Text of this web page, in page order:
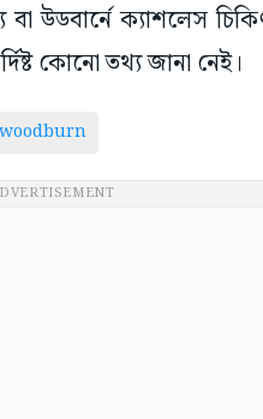
উডবার্নে ক্যাশলেস
কোনো তথ্য জানা নেই।